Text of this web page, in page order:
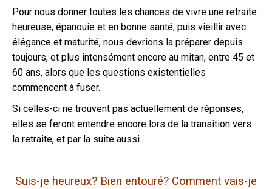
Pour nous donner toutes les chances de vivre une retraite
heureuse, épanouie et en bonne santé, puis vieillir avec
élégance et maturité, nous devrions la préparer depuis
toujours, et plus intensément encore au mitan, entre 45 et
60 ans, alors que les questions existentielles
commencent à fuser.
Si celles-ci ne trouvent pas actuellement de réponses,
elles se feront entendre encore lors de la transition vers
la retraite, et par la suite aussi.
Suis-je heureux? Bien entouré? Comment vais-je